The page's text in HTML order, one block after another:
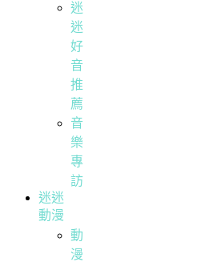
迷
迷
好
音
推
薦
音
樂
專
訪
迷迷
動漫
動
漫